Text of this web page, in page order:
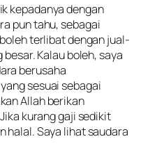
kepadanya dengan
pun tahu, sebagai
terlibat dengan jual-
Kalau boleh, saya
berusaha
sesuai sebagai
Allah berikan
kurang gaji sedikit
halal. Saya lihat saudara